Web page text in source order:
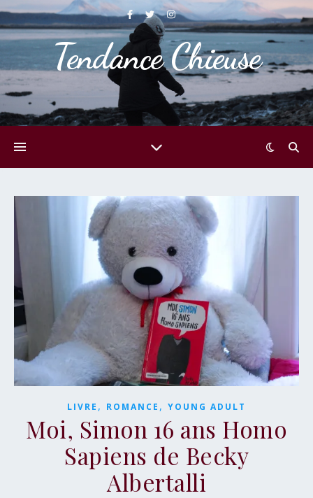
Tendance Chieuse
LIVRE , ROMANCE , YOUNG ADULT
Moi, Simon 16 ans Homo
Sapiens de Becky
Albertalli